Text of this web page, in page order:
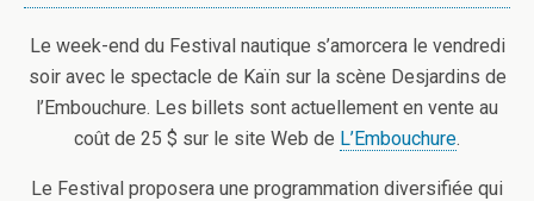
Le week-end du Festival nautique s’amorcera le vendredi
soir avec le spectacle de Kaïn sur la scène Desjardins de
l’Embouchure. Les billets sont actuellement en vente au
coût de 25 $ sur le site Web de L’Embouchure.
Le Festival proposera une programmation diversifiée qui